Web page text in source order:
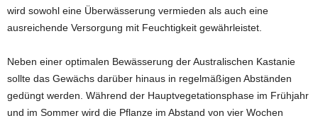
wird sowohl eine Überwässerung vermieden als auch eine
ausreichende Versorgung mit Feuchtigkeit gewährleistet.
Neben einer optimalen Bewässerung der Australischen Kastanie
sollte das Gewächs darüber hinaus in regelmäßigen Abständen
gedüngt werden. Während der Hauptvegetationsphase im Frühjahr
und im Sommer wird die Pflanze im Abstand von vier Wochen